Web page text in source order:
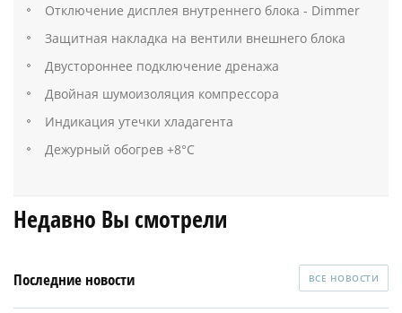
Отключение дисплея внутреннего блока - Dimmer
Защитная накладка на вентили внешнего блока
Двустороннее подключение дренажа
Двойная шумоизоляция компрессора
Индикация утечки хладагента
Дежурный обогрев +8°С
Недавно Вы смотрели
Последние новости ВСЕ НОВОСТИ